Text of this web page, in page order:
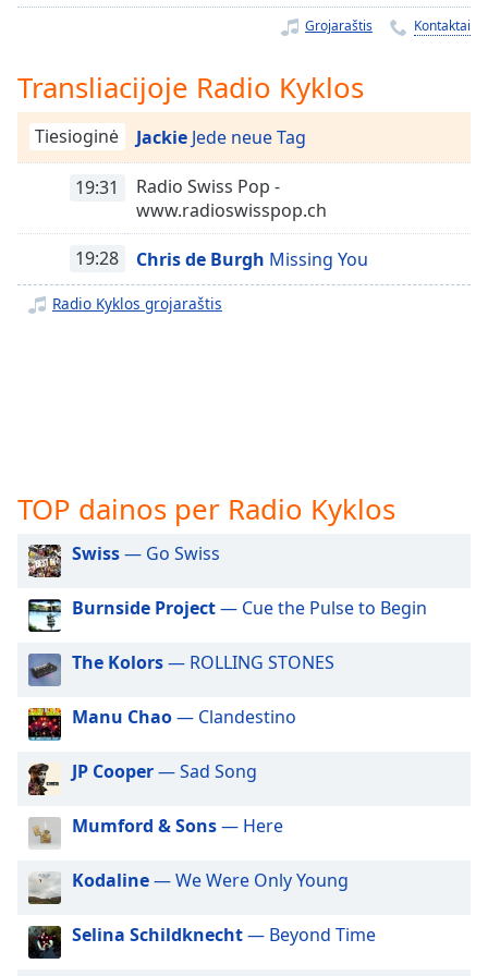
Playback
Rate
Descriptions
descriptions
subtitles
dialog
subtitles
off
selected
Audio
Track
Picture-
Picture
Fullscreen
This
modal
window.
Beginning
Grojaraštis Kontaktai
Transliacijoje Radio Kyklos
Tiesioginė Jackie Jede neue Tag
19:31
Radio Swiss Pop -
www.radioswisspop.ch
19:28 Chris de Burgh Missing You
Radio Kyklos grojaraštis
TOP dainos per Radio Kyklos
Swiss— Go Swiss
Burnside Project— Cue the Pulse to Begin
The Kolors— ROLLING STONES
Manu Chao— Clandestino
JP Cooper— Sad Song
Mumford & Sons— Here
Kodaline— We Were Only Young
Selina Schildknecht— Beyond Time